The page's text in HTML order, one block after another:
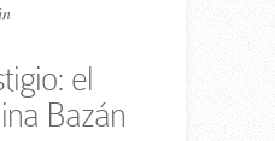
el
Bazán